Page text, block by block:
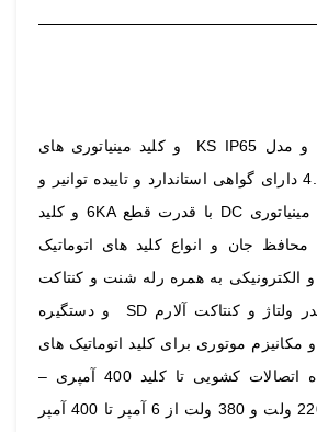
معمولی و سلکتوری و مدل KS IP65 و کلید مینیاتوری های
10KA و 6KA و 4.5KA دارای گواهی استاندارد و تاییده توانیر و
شرکت توزیع – کلید مینیاتوری DC با قدرت قطع 6KA و کلید
جان و انواع کلید های اتوماتیک
الکترونیکی به همره رله شنت و کنتاکت
های کمکی OF و آندر ولتاژ و کنتاکت آلارم SD و دستگیره
مکانیزم موتوری برای کلید اتوماتیک های
قابل تنظیم به همراه اتصالات کشویی تا کلید 400 آمپری –
کنتاکتور ها با بوبین 220 ولت و 380 ولت از 6 آمپر تا 400 آمپر